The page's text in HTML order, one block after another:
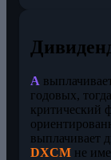
A
годовых,
критический
выплачивает
DXCM не